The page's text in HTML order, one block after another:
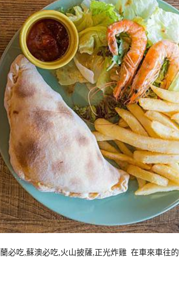
必吃,蘇澳必吃,火山披薩,正光炸雞 ​​ 在車來車往